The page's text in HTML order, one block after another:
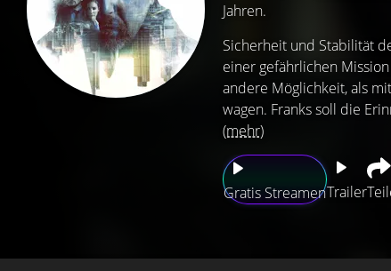
Jahren.
Gratis StreamenTrailer
Sicherheit und Stabilität
einer gefährlichen
andere Möglichkeit, als
wagen. Franks soll die
(mehr)